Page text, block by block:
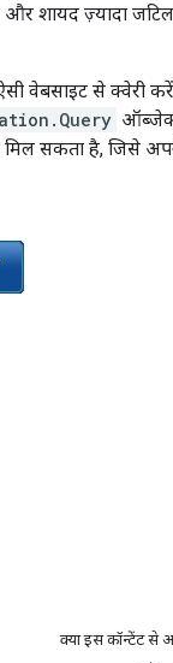
शायद ज़्यादा
से क्वेरी करें
सकता है, जिसे अपने
क्या इस कॉन्टेंट से